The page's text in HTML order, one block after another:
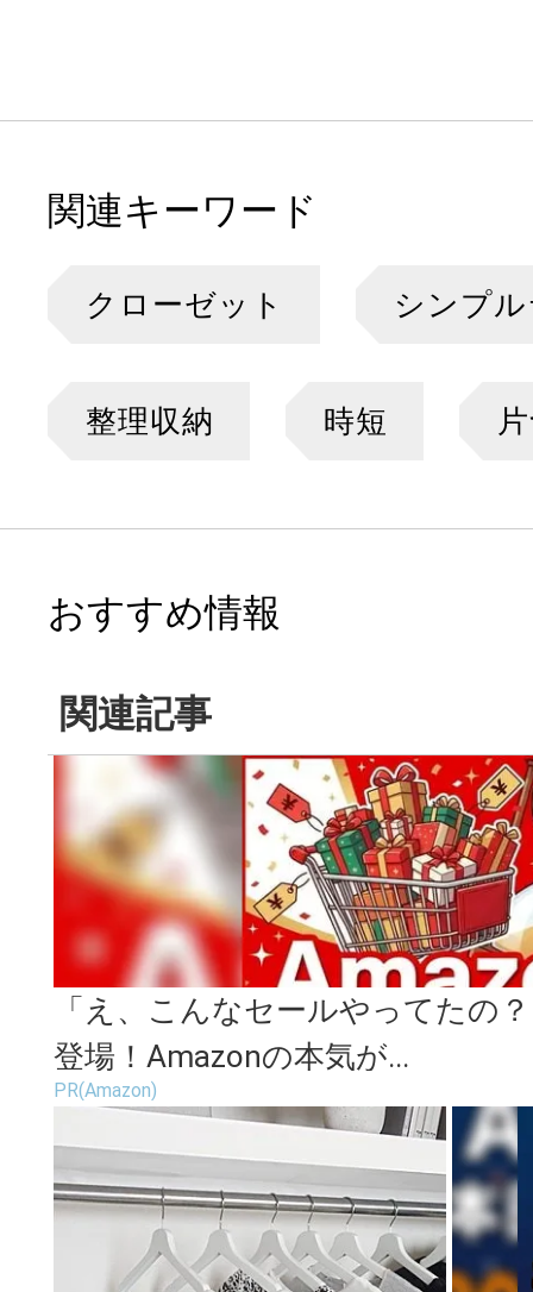
関連キーワード
クローゼット シンプ
整理収納 時短
おすすめ情報
関連記事
「え、こんなセールやってたの
登場！Amazonの本気が...
PR(Amazon)